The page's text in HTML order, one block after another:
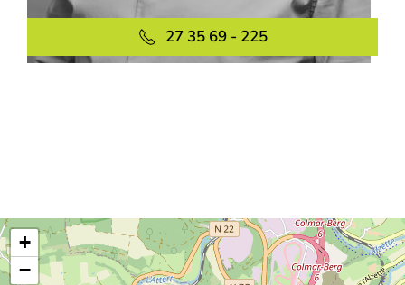
27 35 69 - 225
+
−